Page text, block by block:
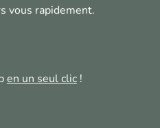
vous rapidement.
en un seul clic!